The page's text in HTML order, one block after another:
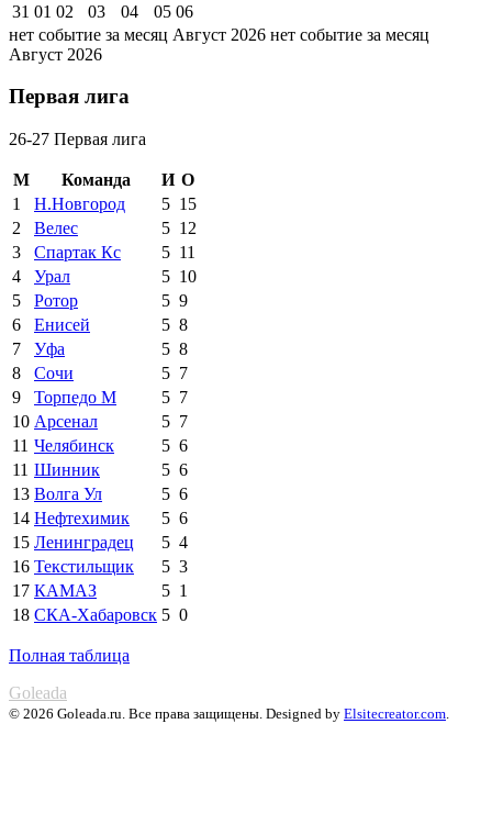
31 01 02 03 04 05 06
нет событие за месяц Август 2026 нет событие за месяц
Август 2026
Первая лига
26-27 Первая лига
М Команда И О
1
Н.Новгород 5 15
2
Велес 5 12
3
Спартак Кс 5 11
4
Урал 5 10
5
Ротор 5 9
6
Енисей 5 8
7
Уфа 5 8
8
Сочи 5 7
9
Торпедо М 5 7
10 Арсенал 5 7
11 Челябинск 5 6
11 Шинник 5 6
13 Волга Ул 5 6
14 Нефтехимик 5 6
15 Ленинградец 5 4
16 Текстильщик 5 3
17 КАМАЗ 5 1
18 СКА-Хабаровск 5 0
Полная таблица
Goleada
© 2026 Goleada.ru. Все права защищены. Designed by Elsitecreator.com.